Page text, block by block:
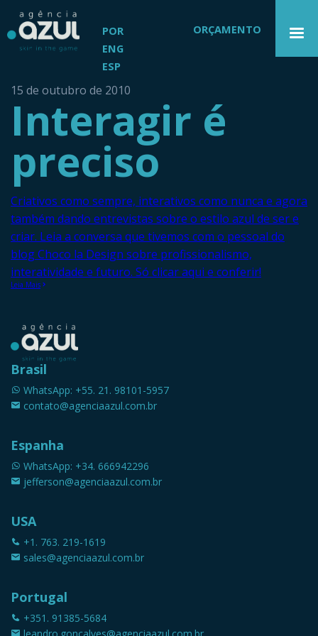
POR
ENG
ESP
ORÇAMENTO
15 de outubro de 2010
Interagir é
preciso
Criativos como sempre, interativos como nunca e agora
também dando entrevistas sobre o estilo azul de ser e
criar. Leia a conversa que tivemos com o pessoal do
blog Choco la Design sobre profissionalismo,
interatividade e futuro. Só clicar aqui e conferir!
Leia Mais
Brasil
WhatsApp: +55. 21. 98101-5957
contato@agenciaazul.com.br
Espanha
WhatsApp: +34. 666942296
jefferson@agenciaazul.com.br
USA
+1. 763. 219-1619
sales@agenciaazul.com.br
Portugal
+351. 91385-5684